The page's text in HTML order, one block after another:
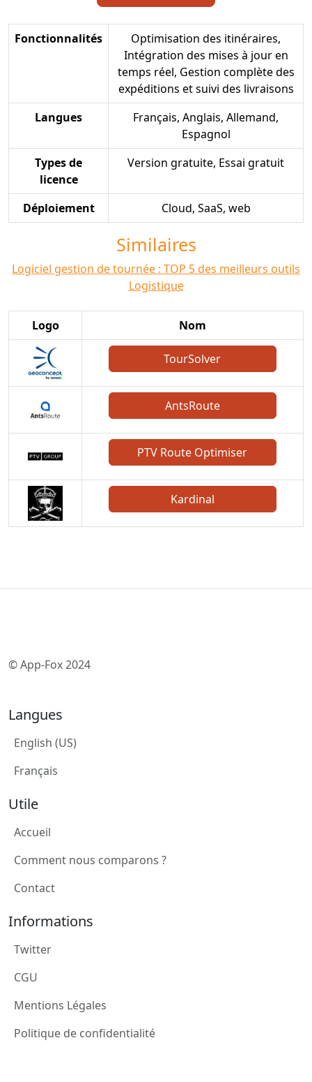
Fonctionnalités
Optimisation des itinéraires,
Intégration des mises à jour en
temps réel, Gestion complète des
expéditions et suivi des livraisons
Langues
Français, Anglais, Allemand,
Espagnol
Types de
licence
Version gratuite, Essai gratuit
Déploiement Cloud, SaaS, web
Similaires
Logiciel gestion de tournée : TOP 5 des meilleurs outils
Logistique
Logo Nom
TourSolver
AntsRoute
PTV Route Optimiser
Kardinal
© App-Fox 2024
Langues
English (US)
Français
Utile
Accueil
Comment nous comparons ?
Contact
Informations
Twitter
CGU
Mentions Légales
Politique de confidentialité